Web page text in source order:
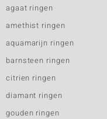
agaat ringen
amethist ringen
aquamarijn ringen
barnsteen ringen
citrien ringen
diamant ringen
gouden ringen